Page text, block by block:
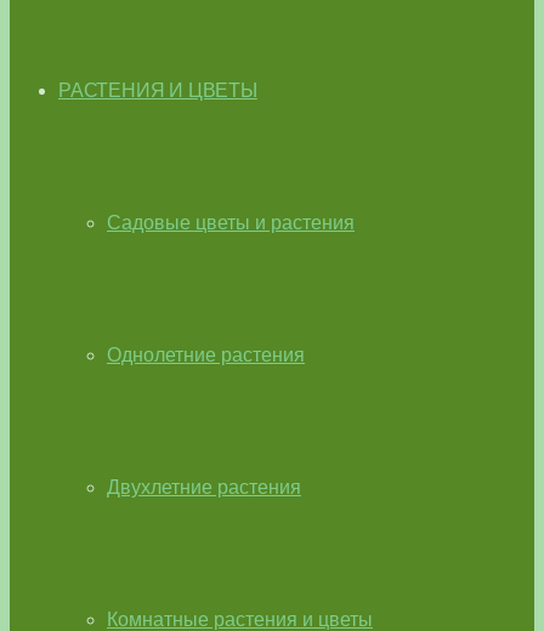
РАСТЕНИЯ И ЦВЕТЫ
Садовые цветы и растения
Однолетние растения
Двухлетние растения
Комнатные растения и цветы